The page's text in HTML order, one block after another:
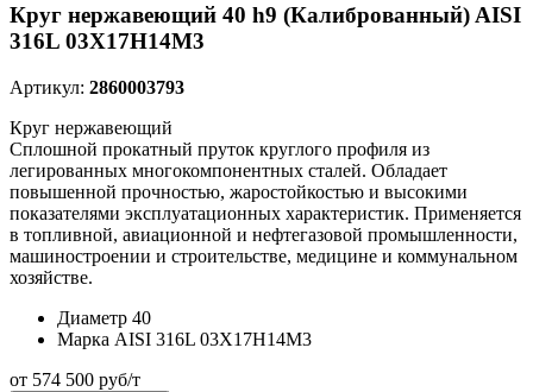
Круг нержавеющий 40 h9 (Калиброванный) AISI
316L 03Х17Н14М3
Артикул: 2860003793
Круг нержавеющий
Сплошной прокатный пруток круглого профиля из
легированных многокомпонентных сталей. Обладает
повышенной прочностью, жаростойкостью и высокими
показателями эксплуатационных характеристик. Применяется
в топливной, авиационной и нефтегазовой промышленности,
машиностроении и строительстве, медицине и коммунальном
хозяйстве.
Диаметр 40
Марка AISI 316L 03Х17Н14М3
от 574 500 руб/т